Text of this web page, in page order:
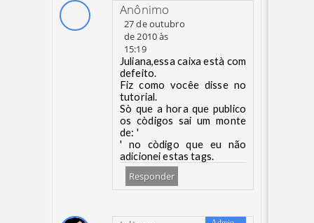
Anônimo
27 de outubro
de 2010 às
15:19
Juliana,essa caixa està com
defeito.
Fiz como vocêe disse no
tutorial.
Sò que a hora que publico
os còdigos sai um monte
de: '
' no còdigo que eu não
adicionei estas tags.
Responder